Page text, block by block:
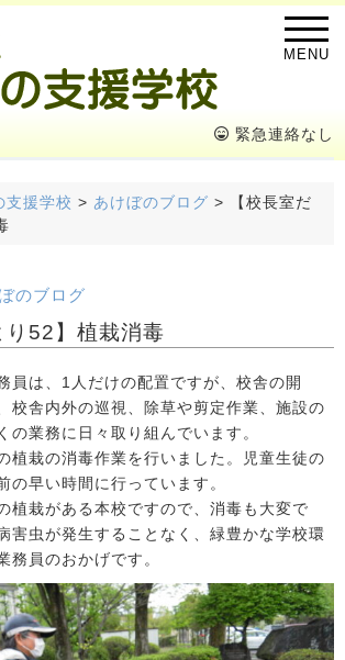
MENU
緊急連絡なし
支援学校 > あけぼのブログ >
【校長室だ
のブログ
り52】植栽消毒
員は、1人だけの配置ですが、校舎の開
校舎内外の巡視、除草や剪定作業、施設の
の業務に日々取り組んでいます。
植栽の消毒作業を行いました。児童生徒の
の早い時間に行っています。
植栽がある本校ですので、消毒も大変で
害虫が発生することなく、緑豊かな学校環
務員のおかげです。